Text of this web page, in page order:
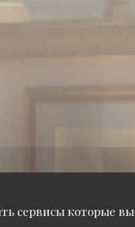
сервисы которые вы